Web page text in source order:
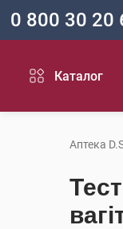
0 800 30 20
Каталог
Аптека